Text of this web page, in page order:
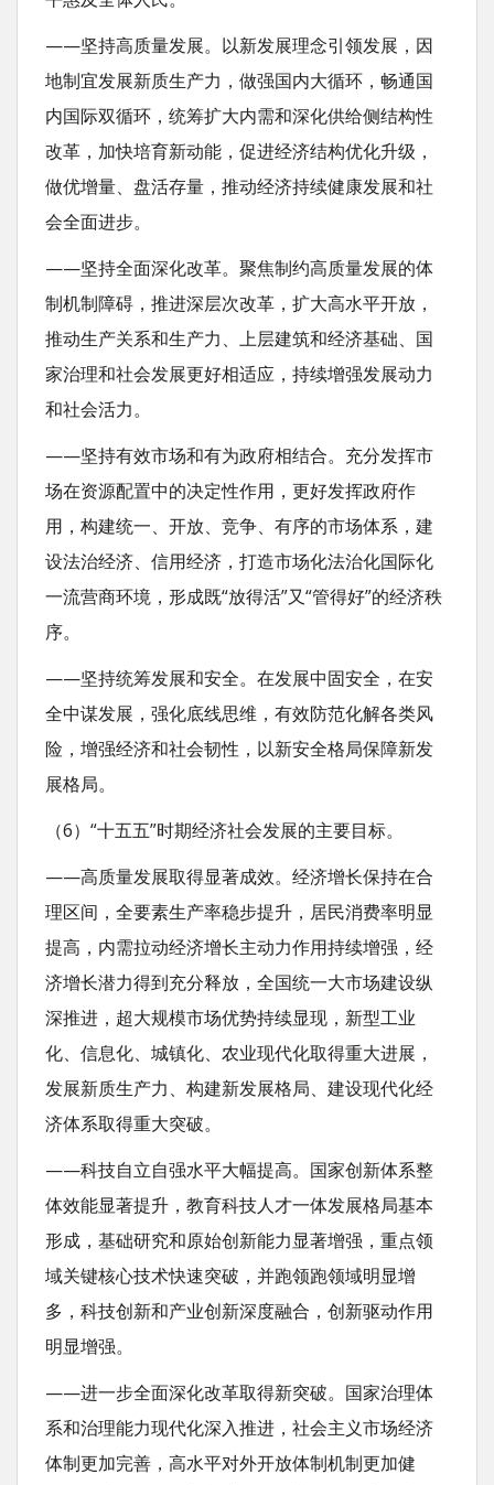
——坚持高质量发展。以新发展理念引领发展，因
地制宜发展新质生产力，做强国内大循环，畅通国
内国际双循环，统筹扩大内需和深化供给侧结构性
改革，加快培育新动能，促进经济结构优化升级，
做优增量、盘活存量，推动经济持续健康发展和社
会全面进步。
——坚持全面深化改革。聚焦制约高质量发展的体
制机制障碍，推进深层次改革，扩大高水平开放，
推动生产关系和生产力、上层建筑和经济基础、国
家治理和社会发展更好相适应，持续增强发展动力
和社会活力。
——坚持有效市场和有为政府相结合。充分发挥市
场在资源配置中的决定性作用，更好发挥政府作
用，构建统一、开放、竞争、有序的市场体系，建
设法治经济、信用经济，打造市场化法治化国际化
一流营商环境，形成既“放得活”又“管得好”的经济秩
序。
——坚持统筹发展和安全。在发展中固安全，在安
全中谋发展，强化底线思维，有效防范化解各类风
险，增强经济和社会韧性，以新安全格局保障新发
展格局。
（6）“十五五”时期经济社会发展的主要目标。
——高质量发展取得显著成效。经济增长保持在合
理区间，全要素生产率稳步提升，居民消费率明显
提高，内需拉动经济增长主动力作用持续增强，经
济增长潜力得到充分释放，全国统一大市场建设纵
深推进，超大规模市场优势持续显现，新型工业
化、信息化、城镇化、农业现代化取得重大进展，
发展新质生产力、构建新发展格局、建设现代化经
济体系取得重大突破。
——科技自立自强水平大幅提高。国家创新体系整
体效能显著提升，教育科技人才一体发展格局基本
形成，基础研究和原始创新能力显著增强，重点领
域关键核心技术快速突破，并跑领跑领域明显增
多，科技创新和产业创新深度融合，创新驱动作用
明显增强。
——进一步全面深化改革取得新突破。国家治理体
系和治理能力现代化深入推进，社会主义市场经济
体制更加完善，高水平对外开放体制机制更加健